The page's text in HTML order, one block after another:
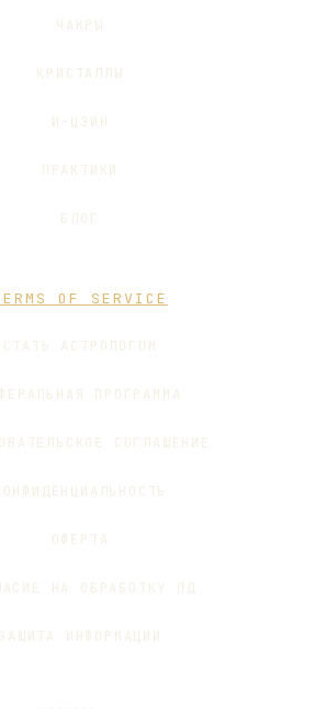
ЧАКРЫ
КРИСТАЛЛЫ
И-ЦЗИН
ПРАКТИКИ
БЛОГ
OF SERVICE
СТАТЬ АСТРОЛОГОМ
ПРОГРАММА
СОГЛАШЕНИЕ
ОФЕРТА
НА ОБРАБОТКУ ПД
ЗАЩИТА ИНФОРМАЦИИ